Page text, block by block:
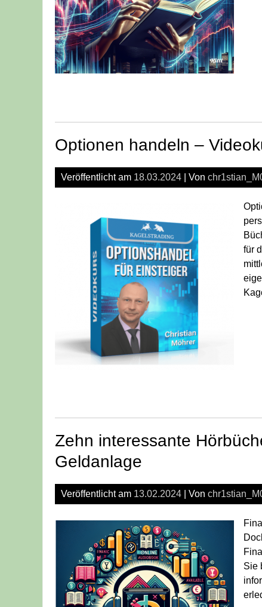
Optionen handeln –
Veröffentlicht am 18.03.2024 | Von
für
Zehn interessante
Geldanlage
Veröffentlicht am 13.02.2024 | Von
Sie